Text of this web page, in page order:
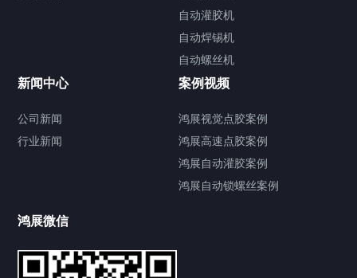
自动灌胶机
自动焊锡机
自动螺丝机
新闻中心
公司新闻
行业新闻
案例视频
鸿展视觉点胶案例
鸿展高速点胶案例
鸿展自动灌胶案例
鸿展自动锁螺丝案例
鸿展微信